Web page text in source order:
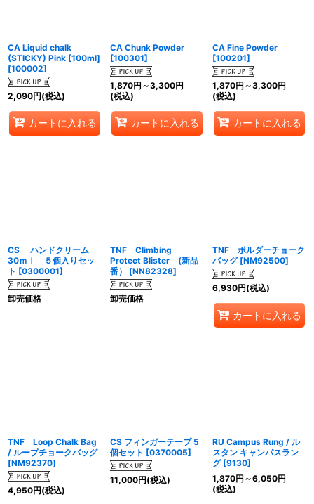
CA Liquid chalk
(STICKY) Pink [100ml]
[100002]
2,090円(税込)
カートに入れる
CA Chunk Powder
[100301]
1,870円 ～3,300円
(税込)
カートに入れる
CA Fine Powder
[100201]
1,870円 ～3,300円
(税込)
カートに入れる
CS ハンドクリーム
30ｍｌ ５個入りセッ
ト [0300001]
卸売価格
TNF Climbing
Protect Blister (新品
番）
[NN82328]
卸売価格
TNF ボルダーチョーク
バッグ [NM92500]
6,930円(税込)
カートに入れる
TNF Loop Chalk Bag
/ ループチョークバッグ
[NM92370]
4,950円(税込)
CS フィンガーテープ 5
個セット [0370005]
11,000円(税込)
RU Campus Rung / ル
スタン キャンパスラン
グ [9130]
1,870円 ～6,050円
(税込)